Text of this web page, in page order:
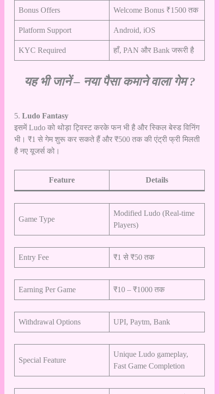
Bonus Offers Welcome Bonus ₹1500 तक
Platform Support Android, iOS
KYC Required हाँ, PAN और Bank जरूरी है
यह भी जानें – नया पैसा कमाने वाला गेम ?
5. Ludo Fantasy
इसमें Ludo को थोड़ा ट्विस्ट करके फन भी है और स्किल बेस्ड विनिंग
भी। ₹1 से गेम शुरू कर सकते हैं और ₹500 तक की एंट्री फ्री मिलती
है नए यूजर्स को।
Feature Details
Game Type
Modified Ludo (Real-time
Players)
Entry Fee ₹1 से ₹50 तक
Earning Per Game ₹10 – ₹1000 तक
Withdrawal Options UPI, Paytm, Bank
Special Feature
Unique Ludo gameplay,
Fast Game Completion